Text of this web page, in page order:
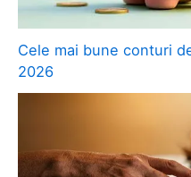
Cele mai bune conturi
2026